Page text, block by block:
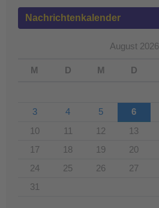
Nachrichtenkalender
August 2026
M D M D
3
4 5 6
10
11 12 13
17
18 19 20
24
25 26 27
31